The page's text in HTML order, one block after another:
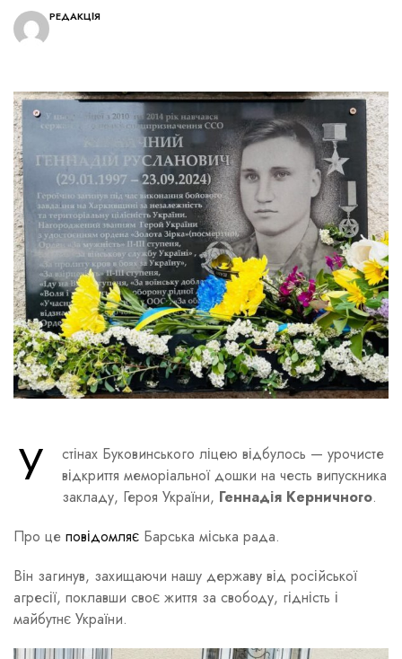
РЕДАКЦІЯ
У
стінах Буковинського ліцею відбулось — урочисте
відкриття меморіальної дошки на честь випускника
закладу, Героя України, Геннадія Керничного.
Про це повідомляє Барська міська рада.
Він загинув, захищаючи нашу державу від російської
агресії, поклавши своє життя за свободу, гідність і
майбутнє України.